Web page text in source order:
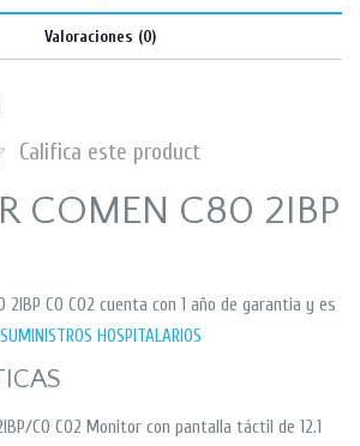
Valoraciones (0)
Califica este product
COMEN C80 2IBP
2IBP CO CO2 cuenta con 1 año de garantia y es
HOSPITALARIOS
CO CO2 Monitor con pantalla táctil de 12.1